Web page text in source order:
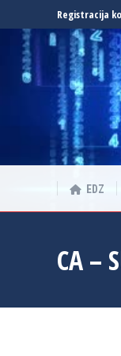
Registracija
EDZ
CA –
EDZ